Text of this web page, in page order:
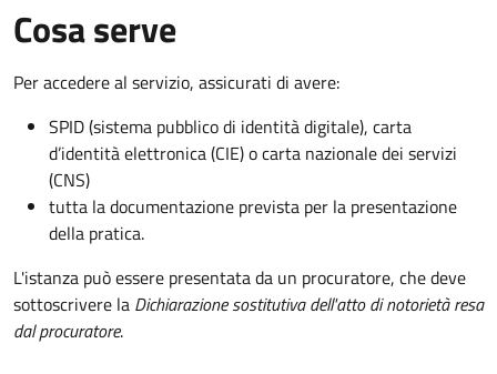
Cosa serve
Per accedere al servizio, assicurati di avere:
SPID (sistema pubblico di identità digitale), carta
d’identità elettronica (CIE) o carta nazionale dei servizi
(CNS)
tutta la documentazione prevista per la presentazione
della pratica.
L'istanza può essere presentata da un procuratore, che deve
sottoscrivere la Dichiarazione sostitutiva dell'atto di notorietà resa
dal procuratore.